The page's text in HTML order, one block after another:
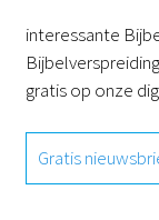
interessante
gratis op onze
Gratis